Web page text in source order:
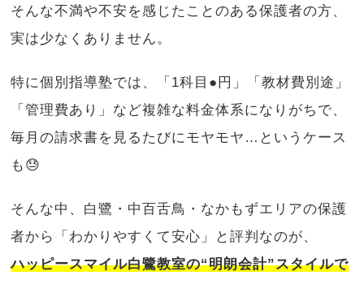
そんな不満や不安を感じたことのある保護者の方、
実は少なくありません。
特に個別指導塾では、「1科目●円」「教材費別途」
「管理費あり」など複雑な料金体系になりがちで、
毎月の請求書を見るたびにモヤモヤ…というケース
も😓
そんな中、白鷺・中百舌鳥・なかもずエリアの保護
者から「わかりやすくて安心」と評判なのが、
ハッピースマイル白鷺教室の“明朗会計”スタイルで